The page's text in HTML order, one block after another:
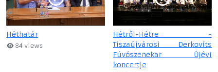
Héthatár
84 views
Hétről-Hétre -
Tiszaújvárosi Derkovits
Fúvószenekar Újévi
koncertje